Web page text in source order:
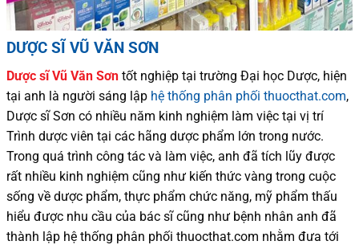
DƯỢC SĨ VŨ VĂN SƠN
Dược sĩVũ Văn Sơn tốt nghiệp tại trường Đại học Dược, hiện
tại anh là người sáng lập hệ thống phân phối thuocthat.com,
Dược sĩSơn có nhiều năm kinh nghiệm làm việc tại vị trí
Trình dược viên tại các hãng dược phẩm lớn trong nước.
Trong quá trình công tác và làm việc, anh đã tích lũy được
rất nhiều kinh nghiệm cũng như kiến thức vàng trong cuộc
sống về dược phẩm, thực phẩm chức năng, mỹ phẩm thấu
hiểu được nhu cầu của bác sĩcũng như bệnh nhân anh đã
thành lập hệ thống phân phối thuocthat.com nhằm đưa tới